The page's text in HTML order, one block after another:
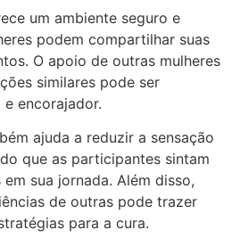
um ambiente seguro e
podem compartilhar suas
O apoio de outras mulheres
similares pode ser
encorajador.
ajuda a reduzir a sensação
que as participantes sintam
sua jornada. Além disso,
de outras pode trazer
para a cura.